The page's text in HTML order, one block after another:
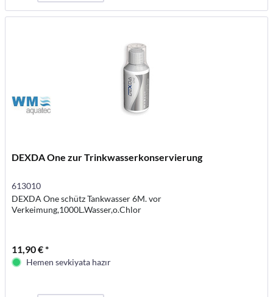
DEXDA One zur Trinkwasserkonservierung
613010
DEXDA One schütz Tankwasser 6M. vor
Verkeimung,1000L.Wasser,o.Chlor
11,90 € *
Hemen sevkiyata hazır